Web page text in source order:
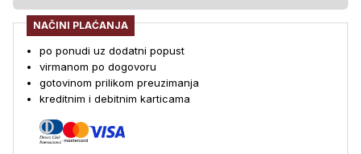
NAČINI PLAĆANJA
po ponudi uz dodatni popust
virmanom po dogovoru
gotovinom prilikom preuzimanja
kreditnim i debitnim karticama